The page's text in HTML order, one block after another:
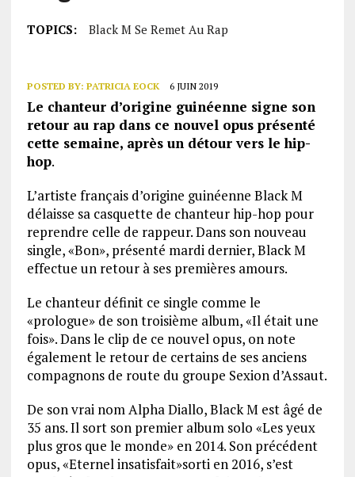
TOPICS: Black M Se Remet Au Rap
POSTED BY: PATRICIA EOCK 6 JUIN 2019
Le chanteur d’origine guinéenne signe son
retour au rap dans ce nouvel opus présenté
cette semaine, après un détour vers le hip-
hop.
L’artiste français d’origine guinéenne Black M
délaisse sa casquette de chanteur hip-hop pour
reprendre celle de rappeur. Dans son nouveau
single, «Bon», présenté mardi dernier, Black M
effectue un retour à ses premières amours.
Le chanteur définit ce single comme le
«prologue» de son troisième album, «Il était une
fois». Dans le clip de ce nouvel opus, on note
également le retour de certains de ses anciens
compagnons de route du groupe Sexion d’Assaut.
De son vrai nom Alpha Diallo, Black M est âgé de
35 ans. Il sort son premier album solo «Les yeux
plus gros que le monde» en 2014. Son précédent
opus, «Eternel insatisfait»sorti en 2016, s’est